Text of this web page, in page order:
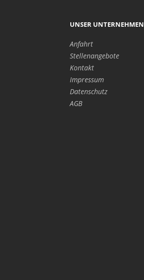
UNSER UNTERNEHMEN
Anfahrt
Stellenangebote
Kontakt
Impressum
Datenschutz
AGB